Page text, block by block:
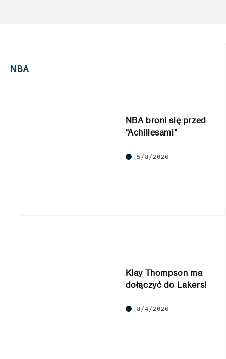
NBA
NBA broni się przed
“Achillesami”
5/8/2026
Klay Thompson ma
dołączyć do Lakers!
8/4/2026